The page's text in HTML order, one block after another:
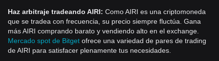
Haz arbitraje tradeando AIRI: Como AIRI es una criptomoneda
que se tradea con frecuencia, su precio siempre fluctúa. Gana
más AIRI comprando barato y vendiendo alto en el exchange.
Mercado spot de Bitget ofrece una variedad de pares de trading
de AIRI para satisfacer plenamente tus necesidades.